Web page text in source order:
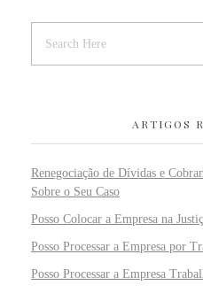
ARTIGOS
Renegociação de Dívidas e
Sobre o Seu Caso
Posso Colocar a Empresa na
Posso Processar a Empresa por
Posso Processar a Empresa